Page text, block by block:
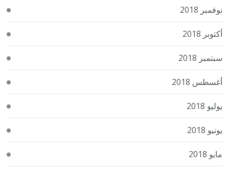
نوفمبر 2018
أكتوبر 2018
سبتمبر 2018
أغسطس 2018
يوليو 2018
يونيو 2018
مايو 2018